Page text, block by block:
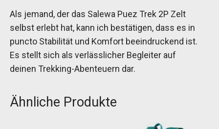
Als jemand, der das Salewa Puez Trek 2P Zelt
selbst erlebt hat, kann ich bestätigen, dass es in
puncto Stabilität und Komfort beeindruckend ist.
Es stellt sich als verlässlicher Begleiter auf
deinen Trekking-Abenteuern dar.
Ähnliche Produkte